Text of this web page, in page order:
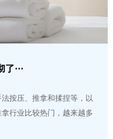
···
按压、推拿和揉捏等，以
行业比较热门，越来越多